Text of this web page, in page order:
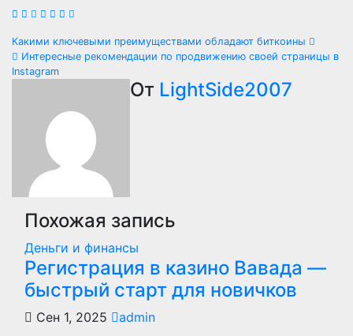
Навигация
по
записям
Какими ключевыми преимуществами обладают биткоины
Интересные рекомендации по продвижению своей страницы в
Instagram
От LightSide2007
Похожая запись
Деньги и финансы
Регистрация в казино Вавада —
быстрый старт для новичков
Сен 1, 2025
admin